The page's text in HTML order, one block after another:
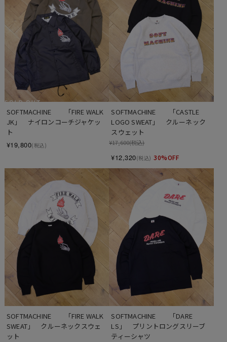
SOLD OUT
SOFTMACHINE　　「FIRE WALK
JK」　ナイロンコーチジャケッ
ト
¥19,800(税込)
SOFTMACHINE　　「CASTLE
LOGO SWEAT」　クルーネック
スウェット
¥17,600(税込)
¥12,320(税込) 30%OFF
SOFTMACHINE　　「FIRE WALK
SWEAT」　クルーネックスウェ
ット
SOFTMACHINE　　「DARE
LS」　プリントロングスリーブ
ティーシャツ